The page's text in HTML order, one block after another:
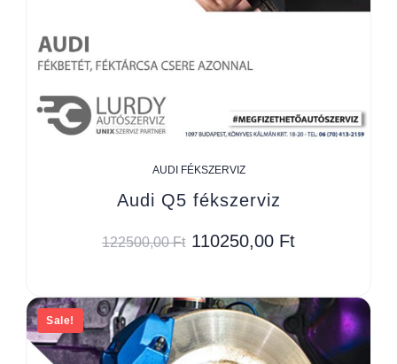
AUDI FÉKSZERVIZ
Audi Q5 fékszerviz
122500,00Ft 110250,00 Ft
Sale!